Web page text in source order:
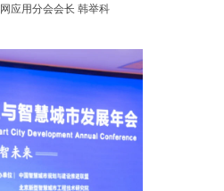
应用分会会长 韩举科